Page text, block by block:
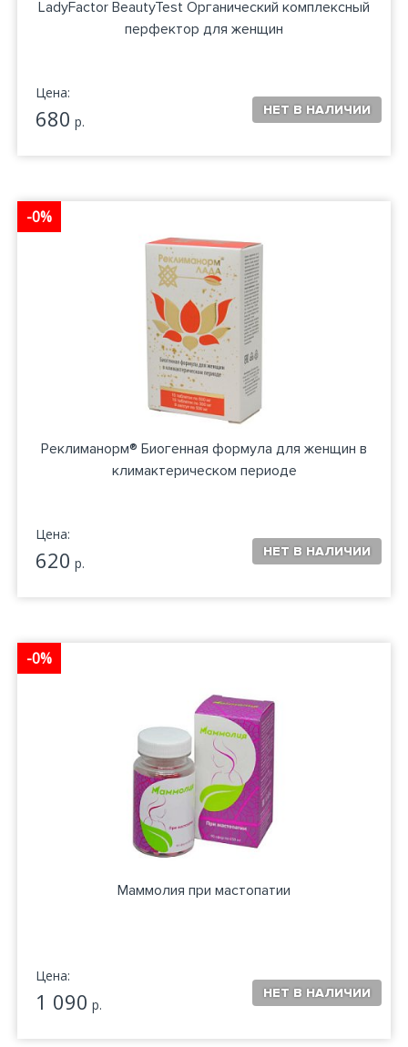
LadyFactor BeautyTest Органический комплексный
перфектор для женщин
Цена:
680 р.
-0%
Реклиманорм® Биогенная формула для женщин в
климактерическом периоде
Цена:
620 р.
-0%
Маммолия при мастопатии
Цена:
1 090 р.